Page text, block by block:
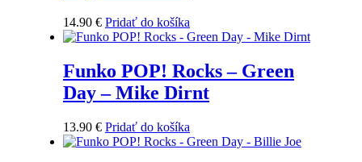
14.90 € Pridať do košíka
Funko POP! Rocks – Green
Day – Mike Dirnt
13.90 € Pridať do košíka